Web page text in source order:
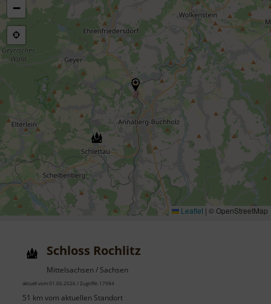
−
Leaflet | © OpenStreetMap
Schloss Rochlitz
Mittelsachsen / Sachsen
aktuell vom 01.06.2026 / Zugriffe: 17984
51 km vom aktuellen Standort